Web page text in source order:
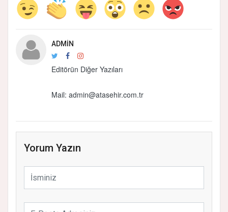
ADMIN
Editörün Diğer Yazıları
Mail: admin@atasehir.com.tr
Yorum Yazın